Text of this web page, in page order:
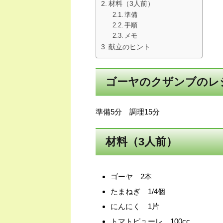
材料（3人前）
準備
手順
メモ
献立のヒント
ゴーヤのクザンブのレ
準備5分 調理15分
材料（3人前）
ゴーヤ 2本
たまねぎ 1/4個
にんにく 1片
トマトピューレ 100cc